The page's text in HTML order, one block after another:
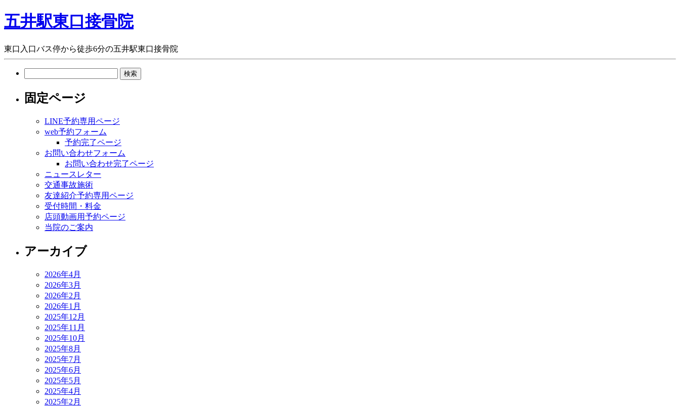
五井駅東口接骨院
東口入口バス停から徒歩6分の五井駅東口接骨院
固定ページ
LINE予約専用ページ
web予約フォーム
予約完了ページ
お問い合わせフォーム
お問い合わせ完了ページ
ニュースレター
交通事故施術
友達紹介予約専用ページ
受付時間・料金
店頭動画用予約ページ
当院のご案内
アーカイブ
2026年4月
2026年3月
2026年2月
2026年1月
2025年12月
2025年11月
2025年10月
2025年8月
2025年7月
2025年6月
2025年5月
2025年4月
2025年2月